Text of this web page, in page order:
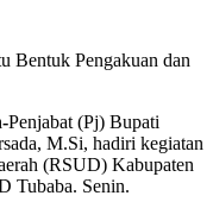
Bentuk Pengakuan dan
Penjabat (Pj) Bupati
M.Si, hadiri kegiatan
(RSUD) Kabupaten
Tubaba. Senin.